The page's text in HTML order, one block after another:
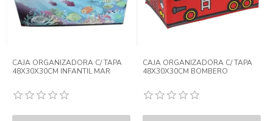
CAJA ORGANIZADORA C/ TAPA
48X30X30CM INFANTIL MAR
CAJA ORGANIZADORA C/ TAPA
48X30X30CM BOMBERO